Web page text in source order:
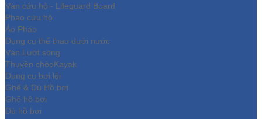
Ván cứu hộ - Lifeguard Board
Phao cứu hộ
Áo Phao
Dụng cụ thể thao dưới nước
Ván Lướt sóng
Thuyền chèoKayak
Dụng cụ bơi lội
Ghế & Dù Hồ bơi
Ghế hồ bơi
Dù hồ bơi